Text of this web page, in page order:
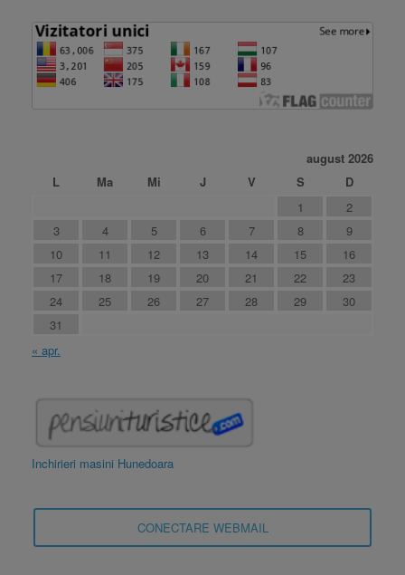
august 2026
L
Ma Mi J V S
D
1
2
3
4 5 6 7 8
9
10
11 12 13 14 15
16
17
18 19 20 21 22
23
24
25 26 27 28 29
30
31
« apr.
Inchirieri masini Hunedoara
CONECTARE WEBMAIL